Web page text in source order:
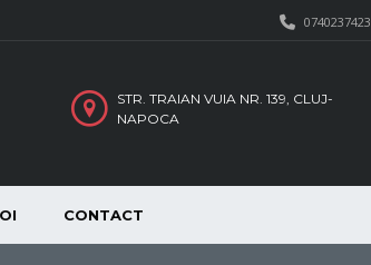
0740237423
STR. TRAIAN VUIA NR. 139, CLUJ-
NAPOCA
CONTACT